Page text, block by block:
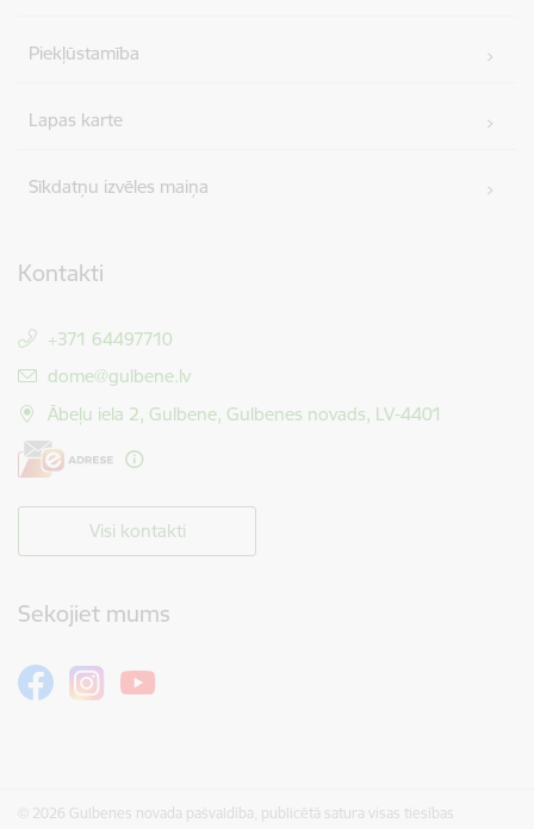
Piekļūstamība
Lapas karte
Sīkdatņu izvēles maiņa
Kontakti
+371 64497710
E-pasts:
dome@gulbene.lv
Ābeļu iela 2, Gulbene, Gulbenes novads, LV-4401
Visi kontakti
Sekojiet mums
© 2026 Gulbenes novada pašvaldība, publicētā satura visas tiesības